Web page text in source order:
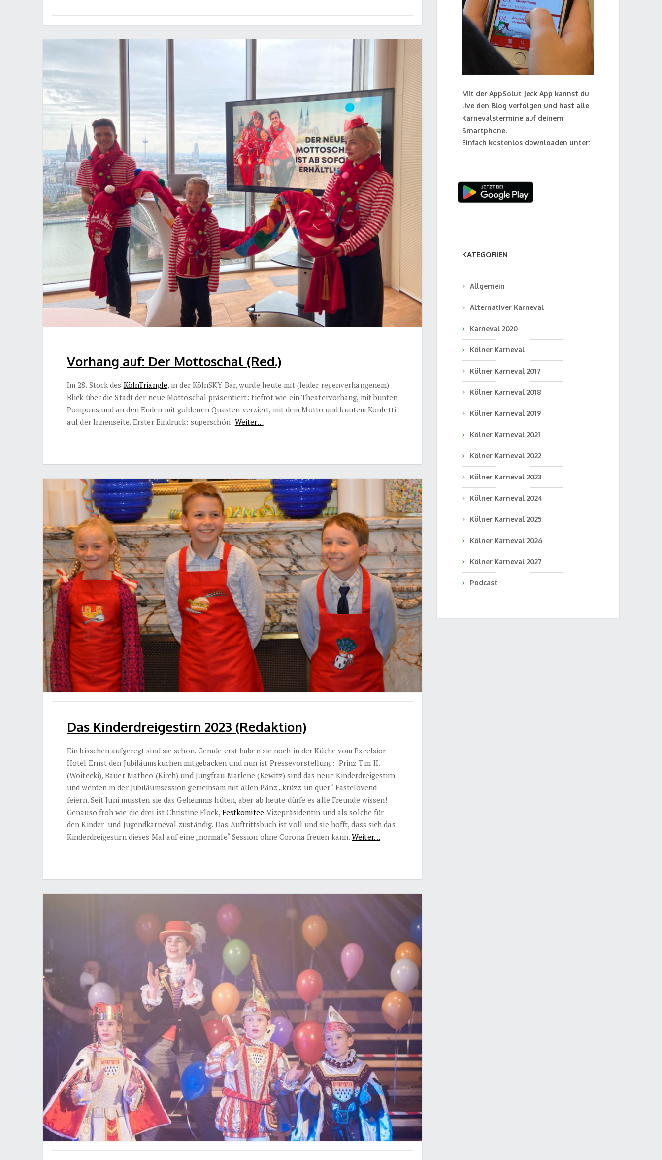
Vorhang auf: Der Mottoschal (Red.)
Im 28. Stock des KölnTriangle, in der KölnSKY Bar, wurde heute mit (leider regenverhangenem)
Blick über die Stadt der neue Mottoschal präsentiert: tiefrot wie ein Theatervorhang, mit bunten
Pompons und an den Enden mit goldenen Quasten verziert, mit dem Motto und buntem Konfetti
auf der Innenseite. Erster Eindruck: superschön! Weiter…
Das Kinderdreigestirn 2023 (Redaktion)
Ein bisschen aufgeregt sind sie schon. Gerade erst haben sie noch in der Küche vom Excelsior
Hotel Ernst den Jubiläumskuchen mitgebacken und nun ist Pressevorstellung: Prinz Tim II.
(Woitecki), Bauer Matheo (Kirch) und Jungfrau Marlene (Kewitz) sind das neue Kinderdreigestirn
und werden in der Jubiläumsession gemeinsam mit allen Pänz „krüzz un quer“ Fastelovend
feiern. Seit Juni mussten sie das Geheimnis hüten, aber ab heute dürfe es alle Freunde wissen!
Genauso froh wie die drei ist Christine Flock, Festkomitee-Vizepräsidentin und als solche für
den Kinder- und Jugendkarneval zuständig. Das Auftrittsbuch ist voll und sie hofft, dass sich das
Kinderdreigestirn dieses Mal auf eine „normale“ Session ohne Corona freuen kann.Weiter…
Mit der AppSolut Jeck App kannst du
live den Blog verfolgen und hast alle
Karnevalstermine auf deinem
Smartphone.
Einfach kostenlos downloaden unter:
KATEGORIEN
Allgemein
Alternativer Karneval
Karneval 2020
Kölner Karneval
Kölner Karneval 2017
Kölner Karneval 2018
Kölner Karneval 2019
Kölner Karneval 2021
Kölner Karneval 2022
Kölner Karneval 2023
Kölner Karneval 2024
Kölner Karneval 2025
Kölner Karneval 2026
Kölner Karneval 2027
Podcast